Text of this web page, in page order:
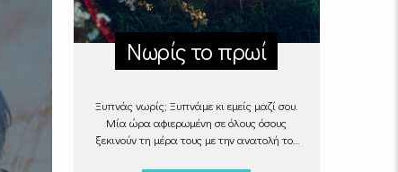
Νωρίς το πρωί
Ξυπνάς νωρίς; Ξυπνάμε κι εμείς μαζί σου.
Μία ώρα αφιερωμένη σε όλους όσους
ξεκινούν τη μέρα τους με την ανατολή του